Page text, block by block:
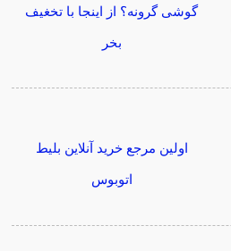
گوشی گرونه؟ از اینجا با تخغیف
بخر
اولین مرجع خرید آنلاین بلیط
اتوبوس